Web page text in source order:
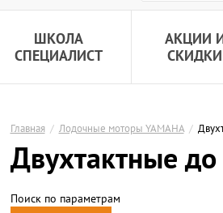
ШКОЛА
СПЕЦИАЛИСТ
АКЦИИ
СКИДКИ
Главная / Лодочные моторы YAMAHA /
Двухтактные
Поиск по параметрам